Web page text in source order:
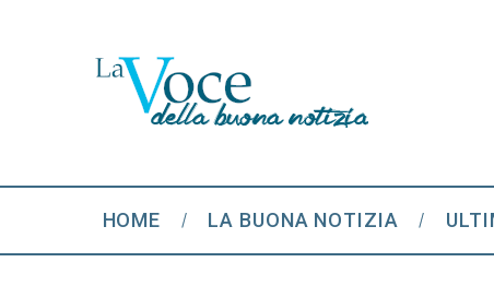
HOME LA BUONA NOTIZIA